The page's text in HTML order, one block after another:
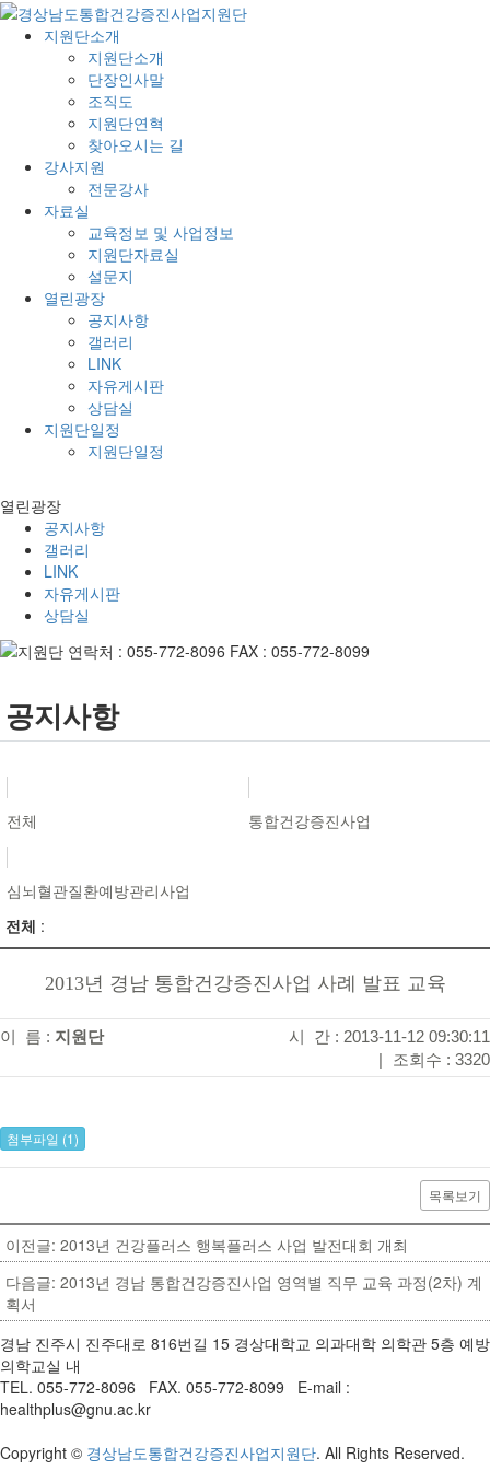
지원단소개
지원단소개
단장인사말
조직도
지원단연혁
찾아오시는 길
강사지원
전문강사
자료실
교육정보 및 사업정보
지원단자료실
설문지
열린광장
공지사항
갤러리
LINK
자유게시판
상담실
지원단일정
지원단일정
열린광장
공지사항
갤러리
LINK
자유게시판
상담실
공지사항
전체 통합건강증진사업
심뇌혈관질환예방관리사업
전체 :
2013년 경남 통합건강증진사업 사례 발표 교육
이 름 : 지원단
시 간 : 2013-11-12 09:30:11
|
조회수 : 3320
첨부파일 (1)
목록보기
이전글: 2013년 건강플러스 행복플러스 사업 발전대회 개최
다음글: 2013년 경남 통합건강증진사업 영역별 직무 교육 과정(2차) 계
획서
경남 진주시 진주대로 816번길 15 경상대학교 의과대학 의학관 5층 예방
의학교실 내
TEL. 055-772-8096 FAX. 055-772-8099 E-mail :
healthplus@gnu.ac.kr
Copyright © 경상남도통합건강증진사업지원단. All Rights Reserved.